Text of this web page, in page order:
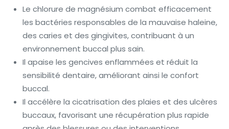
Le chlorure de magnésium combat efficacement
les bactéries responsables de la mauvaise haleine,
des caries et des gingivites, contribuant à un
environnement buccal plus sain.
Il apaise les gencives enflammées et réduit la
sensibilité dentaire, améliorant ainsi le confort
buccal.
Il accélère la cicatrisation des plaies et des ulcères
buccaux, favorisant une récupération plus rapide